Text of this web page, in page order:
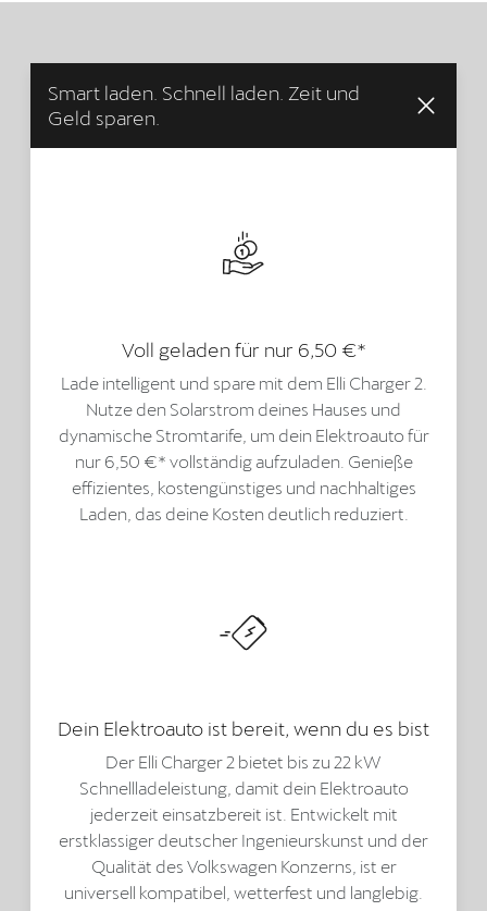
Smart laden. Schnell laden. Zeit und
Geld sparen.
Voll geladen für nur 6,50 €*
Lade intelligent und spare mit dem Elli Charger 2.
Nutze den Solarstrom deines Hauses und
dynamische Stromtarife, um dein Elektroauto für
nur 6,50 €* vollständig aufzuladen. Genieße
effizientes, kostengünstiges und nachhaltiges
Laden, das deine Kosten deutlich reduziert.
Dein Elektroauto ist bereit, wenn du es bist
Der Elli Charger 2 bietet bis zu 22 kW
Schnellladeleistung, damit dein Elektroauto
jederzeit einsatzbereit ist. Entwickelt mit
erstklassiger deutscher Ingenieurskunst und der
Qualität des Volkswagen Konzerns, ist er
universell kompatibel, wetterfest und langlebig.